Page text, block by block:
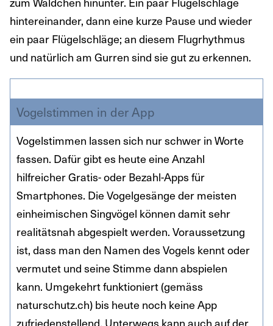
hintereinander, dann eine kurze Pause und wieder
ein paar Flügelschläge; an diesem Flugrhythmus
und natürlich am Gurren sind sie gut zu erkennen.
Vogelstimmen in der App
Vogelstimmen lassen sich nur schwer in Worte
fassen. Dafür gibt es heute eine Anzahl
hilfreicher Gratis- oder Bezahl-Apps für
Smartphones. Die Vogelgesänge der meisten
einheimischen Singvögel können damit sehr
realitätsnah abgespielt werden. Voraussetzung
ist, dass man den Namen des Vogels kennt oder
vermutet und seine Stimme dann abspielen
kann. Umgekehrt funktioniert (gemäss
naturschutz.ch) bis heute noch keine App
zufriedenstellend. Unterwegs kann auch auf der